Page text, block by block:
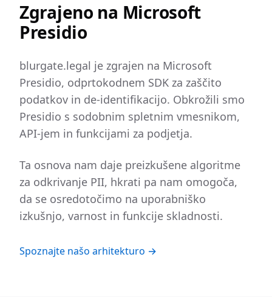
Zgrajeno na Microsoft
Presidio
blurgate.legal je zgrajen na Microsoft
Presidio, odprtokodnem SDK za zaščito
podatkov in de-identifikacijo. Obkrožili smo
Presidio s sodobnim spletnim vmesnikom,
API-jem in funkcijami za podjetja.
Ta osnova nam daje preizkušene algoritme
za odkrivanje PII, hkrati pa nam omogoča,
da se osredotočimo na uporabniško
izkušnjo, varnost in funkcije skladnosti.
Spoznajte našo arhitekturo →